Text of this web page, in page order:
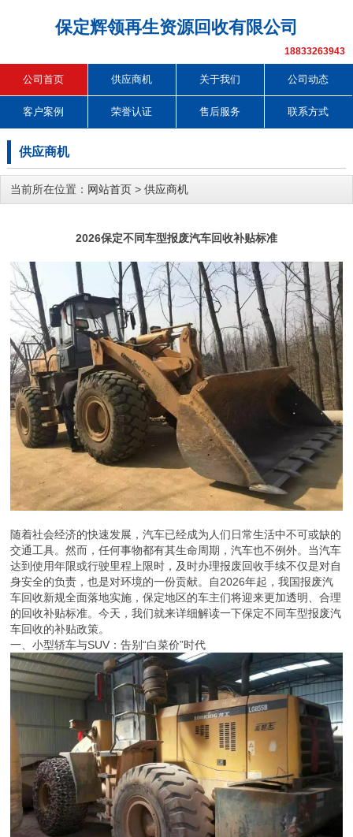
保定辉领再生资源回收有限公司
18833263943
公司首页 供应商机 关于我们 公司动态
客户案例 荣誉认证 售后服务 联系方式
供应商机
当前所在位置： 网站首页 > 供应商机
2026保定不同车型报废汽车回收补贴标准
随着社会经济的快速发展，汽车已经成为人们日常生活中不可或缺的
交通工具。然而，任何事物都有其生命周期，汽车也不例外。当汽车
达到使用年限或行驶里程上限时，及时办理报废回收手续不仅是对自
身安全的负责，也是对环境的一份贡献。自2026年起，我国报废汽
车回收新规全面落地实施，保定地区的车主们将迎来更加透明、合理
的回收补贴标准。今天，我们就来详细解读一下保定不同车型报废汽
车回收的补贴政策。
一、小型轿车与SUV：告别“白菜价”时代